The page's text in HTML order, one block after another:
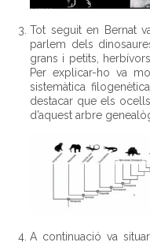
Tot seguit en Bernat
parlem dels
grans i petits,
Per explicar-ho va
sistemàtica
destacar que els
d’aquest arbre
A continuació va